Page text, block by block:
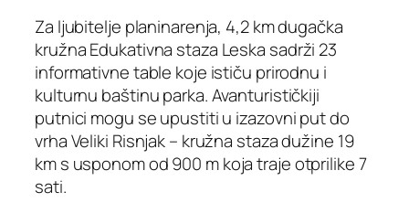
Za ljubitelje planinarenja, 4,2 km dugačka
kružna Edukativna staza Leska sadrži 23
informativne table koje ističu prirodnu i
kulturnu baštinu parka. Avanturističkiji
putnici mogu se upustiti u izazovni put do
vrha Veliki Risnjak – kružna staza dužine 19
km s usponom od 900 m koja traje otprilike 7
sati.